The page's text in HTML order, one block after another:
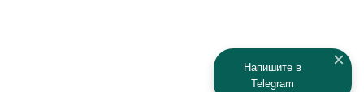
Напишите в
Telegram